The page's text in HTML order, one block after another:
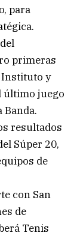
para
primeras
Instituto y
último juego
resultados
Súper 20,
de
con San
de
Tenis